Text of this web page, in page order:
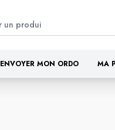
ENVOYER MON ORDO MA